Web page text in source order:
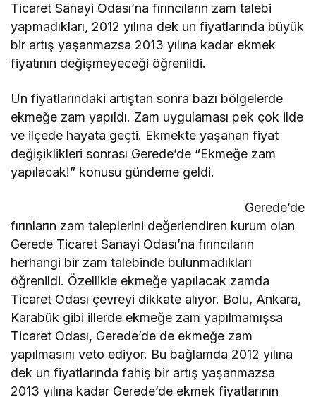
Ticaret Sanayi Odası’na fırıncıların zam talebi
yapmadıkları, 2012 yılına dek un fiyatlarında büyük
bir artış yaşanmazsa 2013 yılına kadar ekmek
fiyatının değişmeyeceği öğrenildi.
Un fiyatlarındaki artıştan sonra bazı bölgelerde
ekmeğe zam yapıldı. Zam uygulaması pek çok ilde
ve ilçede hayata geçti. Ekmekte yaşanan fiyat
değişiklikleri sonrası Gerede’de “Ekmeğe zam
yapılacak!” konusu gündeme geldi.
Gerede’de
fırınların zam taleplerini değerlendiren kurum olan
Gerede Ticaret Sanayi Odası’na fırıncıların
herhangi bir zam talebinde bulunmadıkları
öğrenildi. Özellikle ekmeğe yapılacak zamda
Ticaret Odası çevreyi dikkate alıyor. Bolu, Ankara,
Karabük gibi illerde ekmeğe zam yapılmamışsa
Ticaret Odası, Gerede’de de ekmeğe zam
yapılmasını veto ediyor. Bu bağlamda 2012 yılına
dek un fiyatlarında fahiş bir artış yaşanmazsa
2013 yılına kadar Gerede’de ekmek fiyatlarının